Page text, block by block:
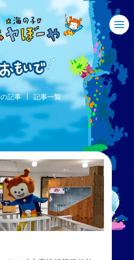
記事 記事一覧